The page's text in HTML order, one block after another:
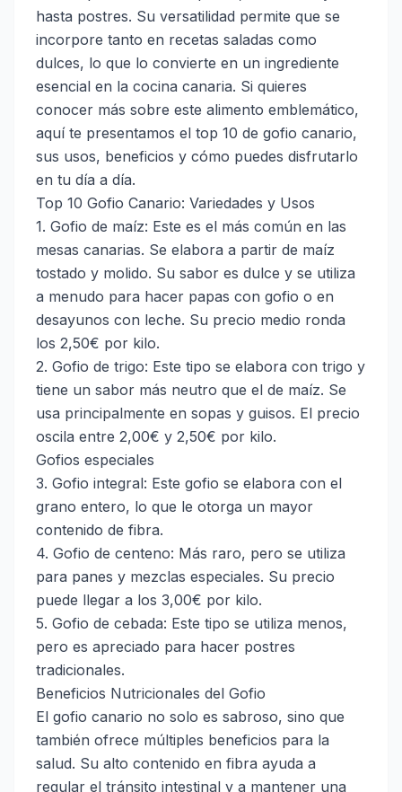
hasta postres. Su versatilidad permite que se
incorpore tanto en recetas saladas como
dulces, lo que lo convierte en un ingrediente
esencial en la cocina canaria. Si quieres
conocer más sobre este alimento emblemático,
aquí te presentamos el top 10 de gofio canario,
sus usos, beneficios y cómo puedes disfrutarlo
en tu día a día.
Top 10 Gofio Canario: Variedades y Usos
1. Gofio de maíz: Este es el más común en las
mesas canarias. Se elabora a partir de maíz
tostado y molido. Su sabor es dulce y se utiliza
a menudo para hacer papas con gofio o en
desayunos con leche. Su precio medio ronda
los 2,50€ por kilo.
2. Gofio de trigo: Este tipo se elabora con trigo y
tiene un sabor más neutro que el de maíz. Se
usa principalmente en sopas y guisos. El precio
oscila entre 2,00€ y 2,50€ por kilo.
Gofios especiales
3. Gofio integral: Este gofio se elabora con el
grano entero, lo que le otorga un mayor
contenido de fibra.
4. Gofio de centeno: Más raro, pero se utiliza
para panes y mezclas especiales. Su precio
puede llegar a los 3,00€ por kilo.
5. Gofio de cebada: Este tipo se utiliza menos,
pero es apreciado para hacer postres
tradicionales.
Beneficios Nutricionales del Gofio
El gofio canario no solo es sabroso, sino que
también ofrece múltiples beneficios para la
salud. Su alto contenido en fibra ayuda a
regular el tránsito intestinal y a mantener una